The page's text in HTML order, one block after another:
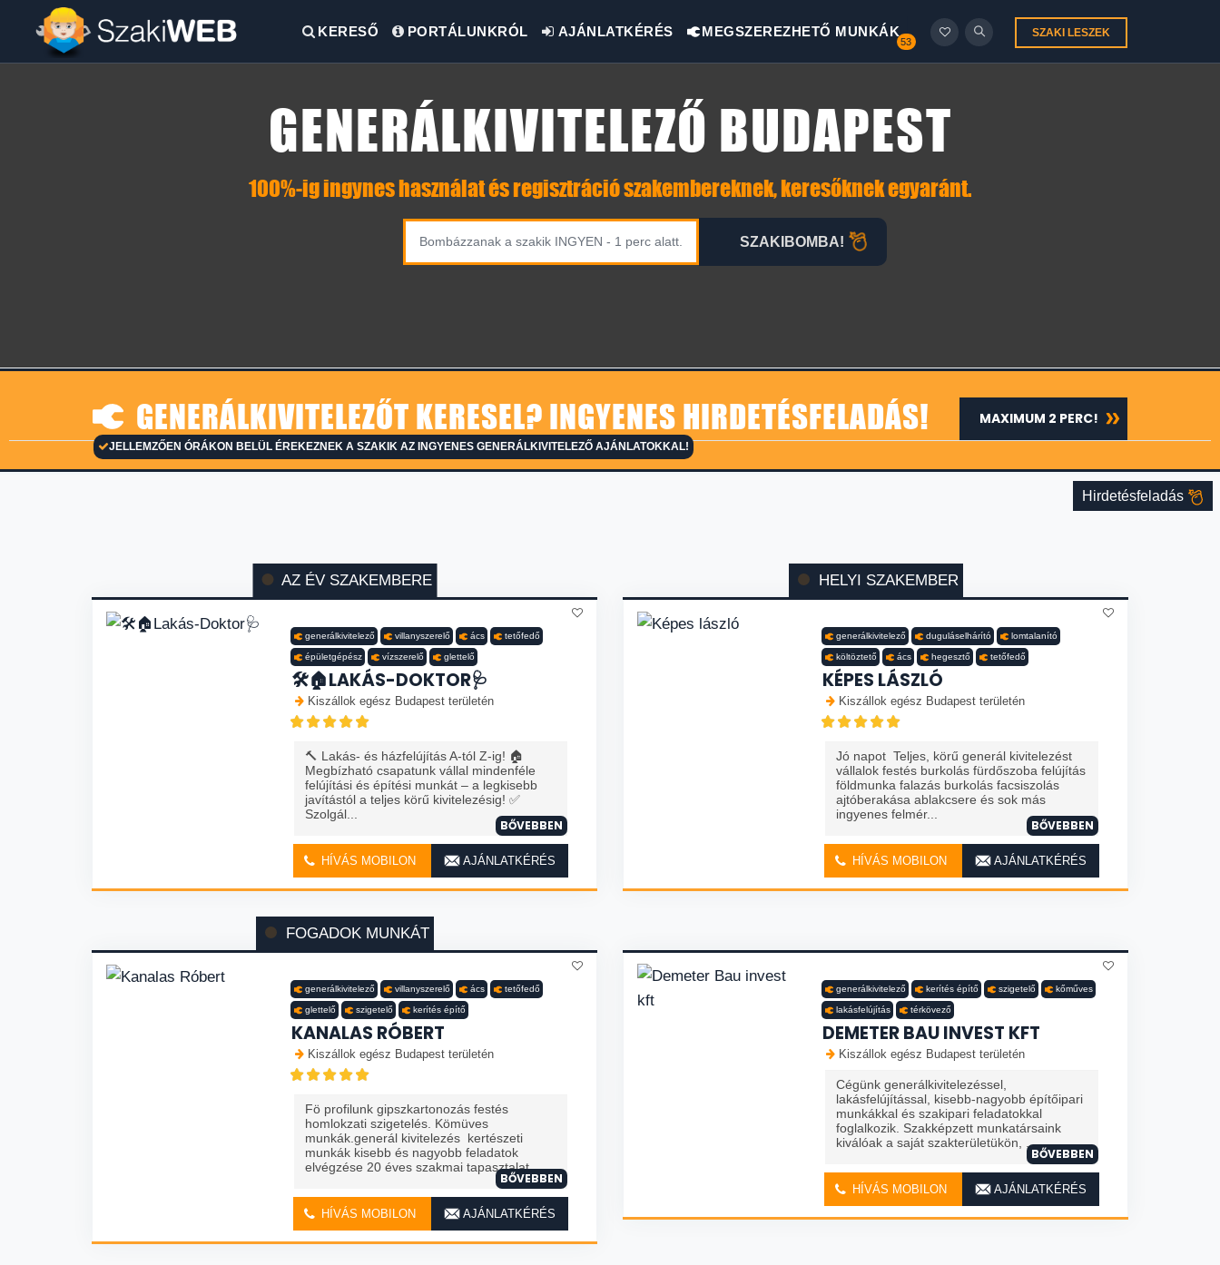
SZAKI LESZEK
KERESŐ PORTÁLUNKRÓL AJÁNLATKÉRÉS MEGSZEREZHETŐ MUNKÁK
53
GENERÁLKIVITELEZŐ BUDAPEST
100%-ig ingynes használat és regisztráció szakembereknek, keresőknek egyaránt.
SZAKIBOMBA!
GENERÁLKIVITELEZŐT KERESEL? INGYENES HIRDETÉSFELADÁS!
JELLEMZŐEN ÓRÁKON BELÜL ÉREKEZNEK A SZAKIK AZ INGYENES GENERÁLKIVITELEZŐ AJÁNLATOKKAL!
MAXIMUM 2 PERC!
AZ ÉV SZAKEMBERE
generálkivitelező villanyszerelő ács tetőfedő
épületgépész vízszerelő glettelő
🛠️🏠LAKÁS-DOKTOR🩺
Kiszállok egész Budapest területén
🔨 Lakás- és házfelújítás A-tól Z-ig! 🏠
Megbízható csapatunk vállal mindenféle
felújítási és építési munkát – a legkisebb
javítástól a teljes körű kivitelezésig! ✅
Szolgál...
BŐVEBBEN
HÍVÁS MOBILON AJÁNLATKÉRÉS
HELYI SZAKEMBER
generálkivitelező duguláselhárító lomtalanító
költöztető ács hegesztő tetőfedő
KÉPES LÁSZLÓ
Kiszállok egész Budapest területén
Jó napot Teljes, körű generál kivitelezést
vállalok festés burkolás fürdőszoba felújítás
földmunka falazás burkolás facsiszolás
ajtóberakása ablakcsere és sok más
ingyenes felmér...
BŐVEBBEN
HÍVÁS MOBILON AJÁNLATKÉRÉS
FOGADOK MUNKÁT
generálkivitelező villanyszerelő ács tetőfedő
glettelő szigetelő kerítés építő
KANALAS RÓBERT
Kiszállok egész Budapest területén
Fö profilunk gipszkartonozás festés
homlokzati szigetelés. Kömüves
munkák.generál kivitelezés kertészeti
munkák kisebb és nagyobb feladatok
elvégzése 20 éves szakmai tapasztalat. ...
BŐVEBBEN
HÍVÁS MOBILON AJÁNLATKÉRÉS
generálkivitelező kerítés építő szigetelő kőműves
lakásfelújítás térkövező
DEMETER BAU INVEST KFT
Kiszállok egész Budapest területén
Cégünk generálkivitelezéssel,
lakásfelújítással, kisebb-nagyobb építőipari
munkákkal és szakipari feladatokkal
foglalkozik. Szakképzett munkatársaink
kiválóak a saját szakterületükön, ...
BŐVEBBEN
HÍVÁS MOBILON AJÁNLATKÉRÉS
Hirdetésfeladás